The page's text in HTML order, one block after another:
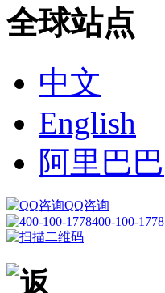
全球站点
中文
English
阿里巴巴
QQ咨询
400-100-1778